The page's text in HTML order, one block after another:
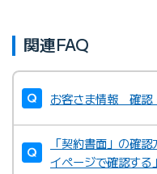
関連FAQ
お客さま情報 確認
「契約書面」の確
イページで確認する